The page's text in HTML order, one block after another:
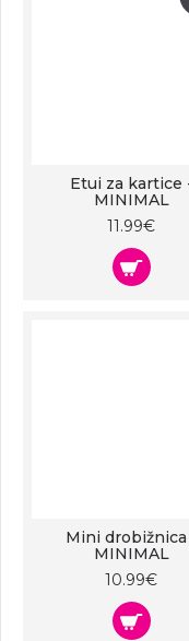
Etui za kartice
MINIMAL
11.99€
Mini drobižnica
MINIMAL
10.99€